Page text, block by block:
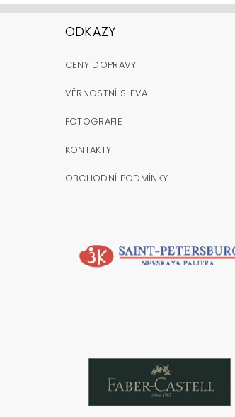
ODKAZY
CENY DOPRAVY
VĚRNOSTNÍ SLEVA
FOTOGRAFIE
KONTAKTY
OBCHODNÍ PODMÍNKY